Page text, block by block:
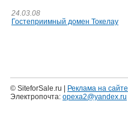
24.03.08
Гостеприимный домен Токелау
© SiteforSale.ru | Реклама на сайте
Электропочта: opexa2@yandex.ru